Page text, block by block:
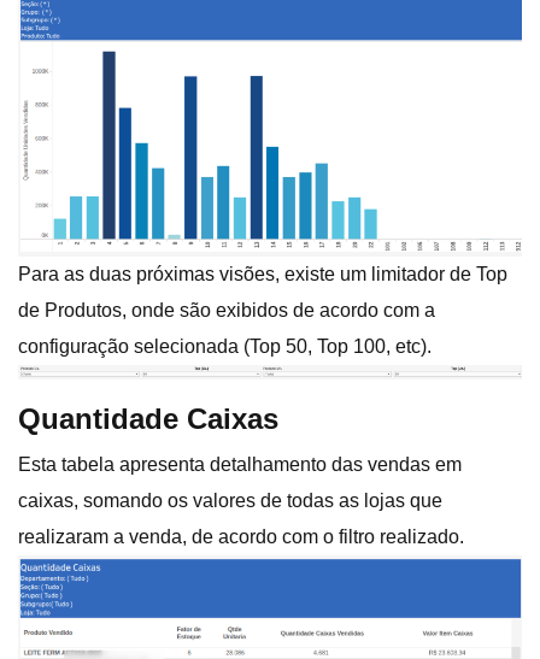
Para as duas próximas visões, existe um limitador de Top
de Produtos, onde são exibidos de acordo com a
configuração selecionada (Top 50, Top 100, etc).
Quantidade Caixas
Esta tabela apresenta detalhamento das vendas em
caixas, somando os valores de todas as lojas que
realizaram a venda, de acordo com o filtro realizado.